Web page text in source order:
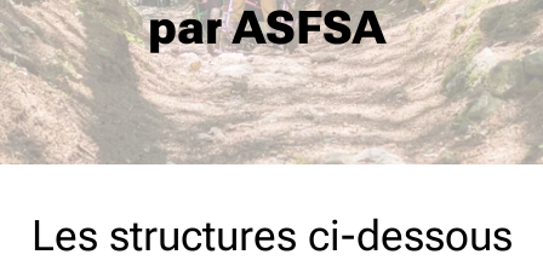
par ASFSA
Les structures ci-dessous